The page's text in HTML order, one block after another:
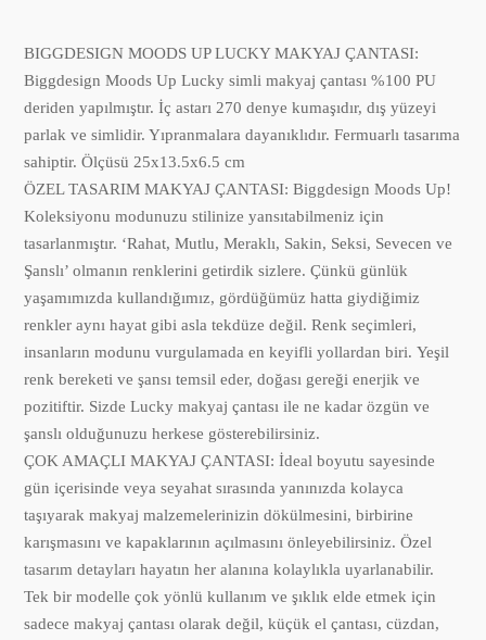
BIGGDESIGN MOODS UP LUCKY MAKYAJ ÇANTASI:
Biggdesign Moods Up Lucky simli makyaj çantası %100 PU
deriden yapılmıştır. İç astarı 270 denye kumaşıdır, dış yüzeyi
parlak ve simlidir. Yıpranmalara dayanıklıdır. Fermuarlı tasarıma
sahiptir. Ölçüsü 25x13.5x6.5 cm
ÖZEL TASARIM MAKYAJ ÇANTASI: Biggdesign Moods Up!
Koleksiyonu modunuzu stilinize yansıtabilmeniz için
tasarlanmıştır. ‘Rahat, Mutlu, Meraklı, Sakin, Seksi, Sevecen ve
Şanslı’ olmanın renklerini getirdik sizlere. Çünkü günlük
yaşamımızda kullandığımız, gördüğümüz hatta giydiğimiz
renkler aynı hayat gibi asla tekdüze değil. Renk seçimleri,
insanların modunu vurgulamada en keyifli yollardan biri. Yeşil
renk bereketi ve şansı temsil eder, doğası gereği enerjik ve
pozitiftir. Sizde Lucky makyaj çantası ile ne kadar özgün ve
şanslı olduğunuzu herkese gösterebilirsiniz.
ÇOK AMAÇLI MAKYAJ ÇANTASI: İdeal boyutu sayesinde
gün içerisinde veya seyahat sırasında yanınızda kolayca
taşıyarak makyaj malzemelerinizin dökülmesini, birbirine
karışmasını ve kapaklarının açılmasını önleyebilirsiniz. Özel
tasarım detayları hayatın her alanına kolaylıkla uyarlanabilir.
Tek bir modelle çok yönlü kullanım ve şıklık elde etmek için
sadece makyaj çantası olarak değil, küçük el çantası, cüzdan,